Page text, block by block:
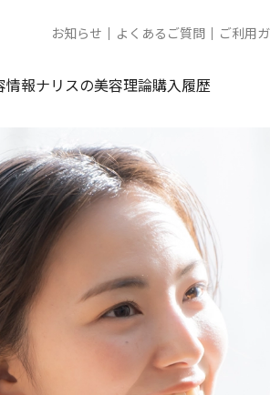
お知らせ よくあるご質問 ご利用
情報ナリスの美容理論購入履歴